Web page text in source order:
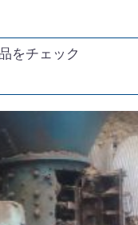
をチェック